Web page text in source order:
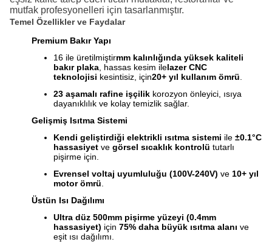
mutfak profesyonelleri için tasarlanmıştır.
Temel Özellikler ve Faydalar
Premium Bakır Yapı
16 ile üretilmiştirmm kalınlığında yüksek kaliteli
bakır plaka , hassas kesim ilelazer CNC
teknolojisi kesintisiz, için20+ yıl kullanım ömrü
23 aşamalı rafine işçilik korozyon önleyici, ısıya
dayanıklılık ve kolay temizlik sağlar.
Gelişmiş Isıtma Sistemi
Kendi geliştirdiği elektrikli ısıtma sistemi ile ±0.1°C
hassasiyet ve görsel sıcaklık kontrolü tutarlı
pişirme için.
Evrensel voltaj uyumluluğu (100V-240V) ve 10+ yıl
motor ömrü
Üstün Isı Dağılımı
Ultra düz 500mm pişirme yüzeyi (0.4mm
hassasiyet) için 75% daha büyük ısıtma alanı ve
eşit ısı dağılımı.